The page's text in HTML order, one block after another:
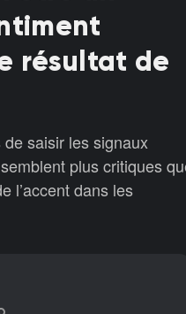
résultat de
saisir les signaux
plus critiques
l’accent dans les